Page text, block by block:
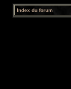
Index du forum